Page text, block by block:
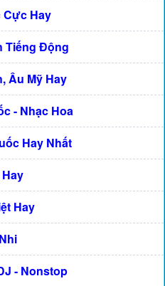
Cực Hay
Tiếng Động
Âu Mỹ Hay
- Nhạc Hoa
Hay Nhất
Hay
- Nonstop